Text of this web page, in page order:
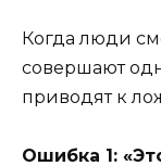
Когда люди
совершают
приводят к
Ошибка 1: